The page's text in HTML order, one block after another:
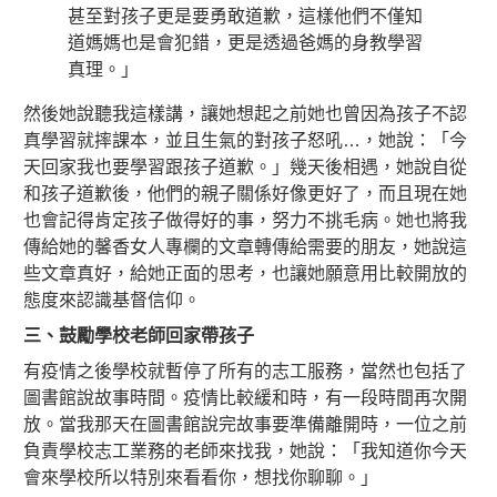
甚至對孩子更是要勇敢道歉，這樣他們不僅知
道媽媽也是會犯錯，更是透過爸媽的身教學習
真理。」
然後她說聽我這樣講，讓她想起之前她也曾因為孩子不認
真學習就摔課本，並且生氣的對孩子怒吼…，她說：「今
天回家我也要學習跟孩子道歉。」幾天後相遇，她說自從
和孩子道歉後，他們的親子關係好像更好了，而且現在她
也會記得肯定孩子做得好的事，努力不挑毛病。她也將我
傳給她的馨香女人專欄的文章轉傳給需要的朋友，她說這
些文章真好，給她正面的思考，也讓她願意用比較開放的
態度來認識基督信仰。
三、鼓勵學校老師回家帶孩子
有疫情之後學校就暫停了所有的志工服務，當然也包括了
圖書館說故事時間。疫情比較緩和時，有一段時間再次開
放。當我那天在圖書館說完故事要準備離開時，一位之前
負責學校志工業務的老師來找我，她說：「我知道你今天
會來學校所以特別來看看你，想找你聊聊。」